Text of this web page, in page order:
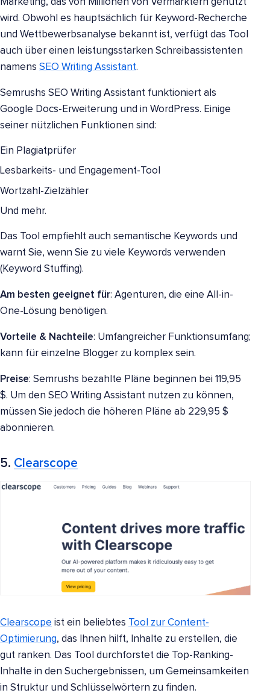
wird. Obwohl es hauptsächlich für Keyword-Recherche
und Wettbewerbsanalyse bekannt ist, verfügt das Tool
auch über einen leistungsstarken Schreibassistenten
namens SEO Writing Assistant.
Semrushs SEO Writing Assistant funktioniert als
Google Docs-Erweiterung und in WordPress. Einige
seiner nützlichen Funktionen sind:
Ein Plagiatprüfer
Lesbarkeits- und Engagement-Tool
Wortzahl-Zielzähler
Und mehr.
Das Tool empfiehlt auch semantische Keywords und
warnt Sie, wenn Sie zu viele Keywords verwenden
(Keyword Stuffing).
Am besten geeignet für: Agenturen, die eine All-in-
One-Lösung benötigen.
Vorteile & Nachteile: Umfangreicher Funktionsumfang;
kann für einzelne Blogger zu komplex sein.
Preise: Semrushs bezahlte Pläne beginnen bei 119,95
$. Um den SEO Writing Assistant nutzen zu können,
müssen Sie jedoch die höheren Pläne ab 229,95 $
abonnieren.
5. Clearscope
Clearscope ist ein beliebtes Tool zur Content-
Optimierung, das Ihnen hilft, Inhalte zu erstellen, die
gut ranken. Das Tool durchforstet die Top-Ranking-
Inhalte in den Suchergebnissen, um Gemeinsamkeiten
in Struktur und Schlüsselwörtern zu finden.